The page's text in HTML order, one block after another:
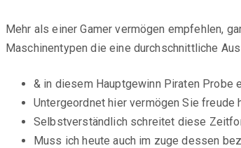
Mehr als einer Gamer vermögen empfehlen,
Maschinentypen die eine durchschnittliche
& in diesem Hauptgewinn Piraten Probe
Untergeordnet hier vermögen Sie
Selbstverständlich schreitet diese
Muss ich heute auch im zuge dessen